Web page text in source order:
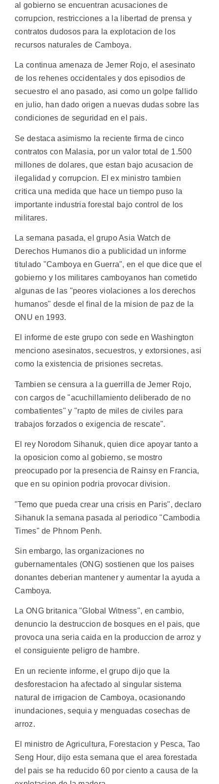
al gobierno se encuentran acusaciones de
corrupcion, restricciones a la libertad de prensa y
contratos dudosos para la explotacion de los
recursos naturales de Camboya.
La continua amenaza de Jemer Rojo, el asesinato
de los rehenes occidentales y dos episodios de
secuestro el ano pasado, asi como un golpe fallido
en julio, han dado origen a nuevas dudas sobre las
condiciones de seguridad en el pais.
Se destaca asimismo la reciente firma de cinco
contratos con Malasia, por un valor total de 1.500
millones de dolares, que estan bajo acusacion de
ilegalidad y corrupcion. El ex ministro tambien
critica una medida que hace un tiempo puso la
importante industria forestal bajo control de los
militares.
La semana pasada, el grupo Asia Watch de
Derechos Humanos dio a publicidad un informe
titulado "Camboya en Guerra", en el que dice que el
gobierno y los militares camboyanos han cometido
algunas de las "peores violaciones a los derechos
humanos" desde el final de la mision de paz de la
ONU en 1993.
El informe de este grupo con sede en Washington
menciono asesinatos, secuestros, y extorsiones, asi
como la existencia de prisiones secretas.
Tambien se censura a la guerrilla de Jemer Rojo,
con cargos de "acuchillamiento deliberado de no
combatientes" y "rapto de miles de civiles para
trabajos forzados o exigencia de rescate".
El rey Norodom Sihanuk, quien dice apoyar tanto a
la oposicion como al gobierno, se mostro
preocupado por la presencia de Rainsy en Francia,
que en su opinion podria provocar division.
"Temo que pueda crear una crisis en Paris", declaro
Sihanuk la semana pasada al periodico "Cambodia
Times" de Phnom Penh.
Sin embargo, las organizaciones no
gubernamentales (ONG) sostienen que los paises
donantes deberian mantener y aumentar la ayuda a
Camboya.
La ONG britanica "Global Witness", en cambio,
denuncio la destruccion de bosques en el pais, que
provoca una seria caida en la produccion de arroz y
el consiguiente peligro de hambre.
En un reciente informe, el grupo dijo que la
desforestacion ha afectado al singular sistema
natural de irrigacion de Camboya, ocasionando
inundaciones, sequia y menguadas cosechas de
arroz.
El ministro de Agricultura, Forestacion y Pesca, Tao
Seng Hour, dijo esta semana que el area forestada
del pais se ha reducido 60 por ciento a causa de la